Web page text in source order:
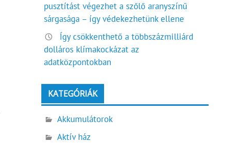
pusztítást végezhet a szőlő aranyszínű
sárgasága – így védekezhetünk ellene
Így csökkenthető a többszázmilliárd
dolláros klímakockázat az
adatközpontokban
KATEGÓRIÁK
Akkumulátorok
Aktív ház